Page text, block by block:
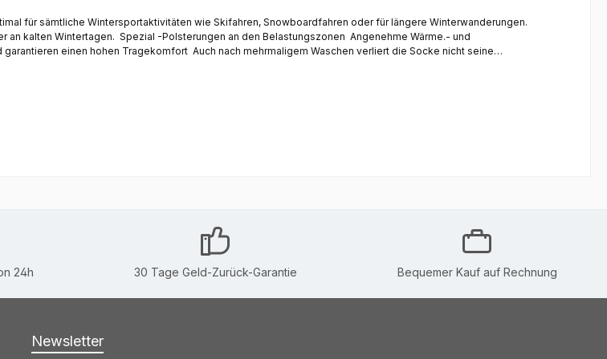
für sämtliche Wintersportaktivitäten wie Skifahren, Snowboardfahren oder für längere Winterwanderungen.
Angenehme Wärme.- und
einen hohen Tragekomfort Auch nach mehrmaligem Waschen verliert die Socke nicht seine
24h 30 Tage Geld-Zurück-Garantie Bequemer Kauf auf Rechnung
Newsletter